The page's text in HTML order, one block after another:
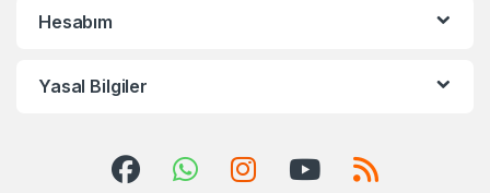
Hesabım
Yasal Bilgiler